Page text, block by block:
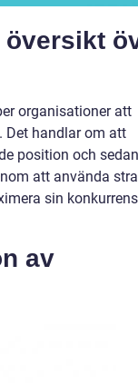
organisationer att
Det handlar om att
position och sedan
att använda
sin
av